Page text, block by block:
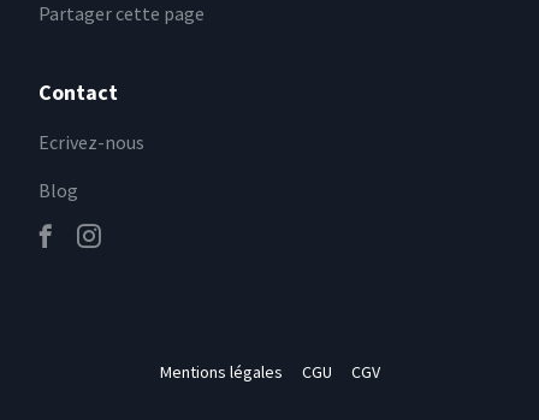
Partager cette page
Contact
Ecrivez-nous
Blog
Mentions légales CGU CGV